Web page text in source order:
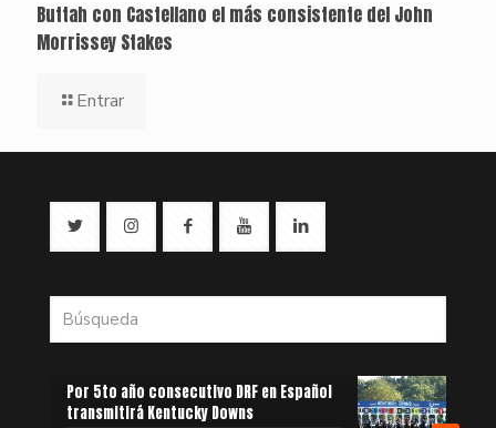
Buttah con Castellano el más consistente del John
Morrissey Stakes
Entrar
Por 5to año consecutivo DRF en Español
transmitirá Kentucky Downs